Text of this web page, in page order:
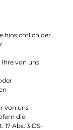
hinsichtlich der
Ihre von uns
von uns
die
Abs. 3 DS-